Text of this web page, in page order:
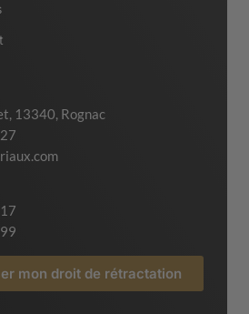
13340, Rognac
mon droit de rétractation